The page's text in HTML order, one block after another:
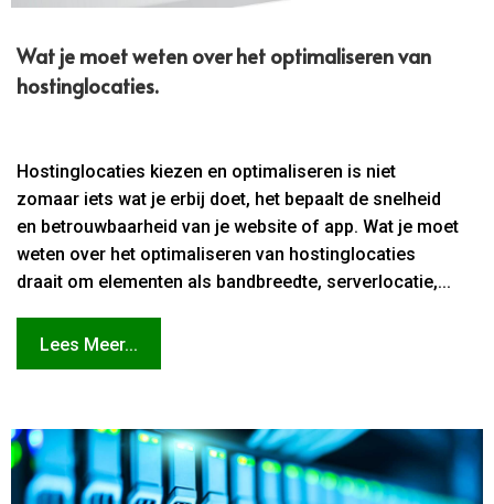
Wat je moet weten over het optimaliseren van
hostinglocaties.​
Hostinglocaties kiezen en optimaliseren is niet
zomaar iets wat je erbij doet, het bepaalt de snelheid
en betrouwbaarheid van je website of app. Wat je moet
weten over het optimaliseren van hostinglocaties
draait om elementen als bandbreedte, serverlocatie,...
Lees Meer...